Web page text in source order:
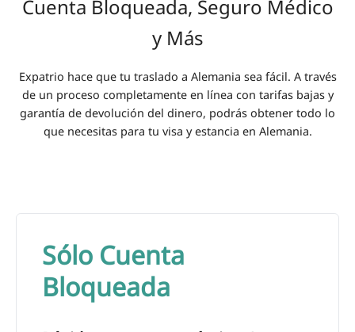
Cuenta Bloqueada, Seguro Médico
y Más
Expatrio hace que tu traslado a Alemania sea fácil. A través
de un proceso completamente en línea con tarifas bajas y
garantía de devolución del dinero, podrás obtener todo lo
que necesitas para tu visa y estancia en Alemania.
Sólo Cuenta
Bloqueada